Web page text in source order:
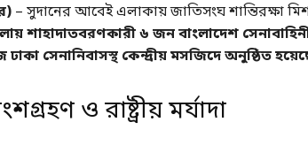
– সুদানের আবেই এলাকায় জাতিসংঘ শান্তিরক্ষা
শাহাদাতবরণকারী ৬ জন বাংলাদেশ
সেনানিবাসস্থ কেন্দ্রীয় মসজিদে অনুষ্ঠিত
ও রাষ্ট্রীয় মর্যাদা